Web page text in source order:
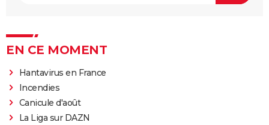
EN CE MOMENT
Hantavirus en France
Incendies
Canicule d'août
La Liga sur DAZN